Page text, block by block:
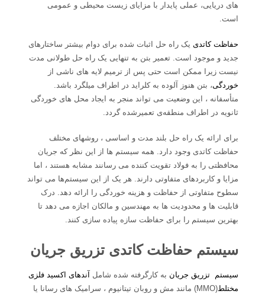
های دریایی، عملی پایدار با مزایای زیست محیطی و عمومی
است.
حفاظت کاتدی یک راه حل اثبات شده برای دوام بیشتر ساختارهای
جدید و موجود است. تعمیر بتن به تنهایی یک راه حل طولانی مدت
نیست زیرا ممکن است حتی پس از ترمیم لایه های ناشی از
خوردگی، بتن هنوز آلوده به کلراید در اطراف میلگرد باشد.
متأسفانه ، این وضعیت می تواند منجر به ایجاد محل های خوردگی
ثانویه در اطراف منطقه‌ی تعمیرشده گردد.
برای ارائه یک راه حل بلند مدت و اساسی ، روشهای مختلف
حفاظت کاتدی وجود دارد. همه سیستم ها از این نظر که جریان
محافظتی را به فولاد تقویت کننده می رسانند مشابه هستند ، اما
مزایا و کاربردهای متفاوتی دارند. هر یک از این سیستم‌ها می تواند
سطوح متفاوتی از حفاظت و هزینه خوردگی را ارائه دهد. درک
قابلیت ها و محدودیت ها به مهندسین و مالکان اجازه می دهد تا
بهترین سیستم را برای حفاظت سازه پیاده سازی کنند.
سیستم حفاظت کاتدی تزریق جریان
سیستم تزریق جریان به کارگرفته شده شامل آندهای اکسید فلزی
مختلط
(MMO) مانند مش و روبان تیتانیوم ، سرامیک های رسانا یا